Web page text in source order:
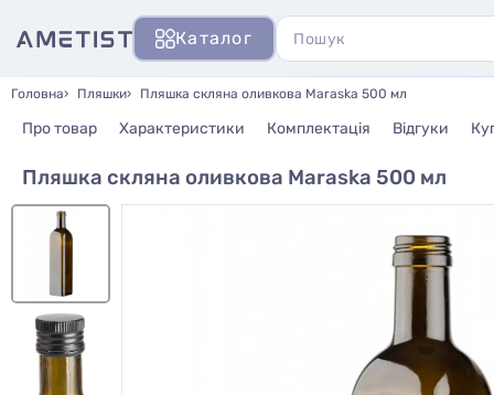
Каталог
Головна Пляшки Пляшка скляна оливкова Maraska 500 мл
Про товар Характеристики Комплектація Відгуки
Пляшка скляна оливкова Maraska 500 мл